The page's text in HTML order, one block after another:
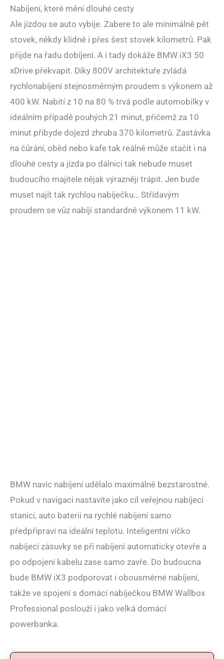
Nabíjení, které mění dlouhé cesty
Ale jízdou se auto vybije. Zabere to ale minimálně pět
stovek, někdy klidně i přes šest stovek kilometrů. Pak
přijde na řadu dobíjení. A i tady dokáže BMW iX3 50
xDrive překvapit. Díky 800V architektuře zvládá
rychlonabíjení stejnosměrným proudem s výkonem až
400 kW. Nabití z 10 na 80 % trvá podle automobilky v
ideálním případě pouhých 21 minut, přičemž za 10
minut přibyde dojezd zhruba 370 kilometrů. Zastávka
na čůrání, oběd nebo kafe tak reálně může stačit i na
dlouhé cesty a jízda po dálnici tak nebude muset
budoucího majitele nějak výrazněji trápit. Jen bude
muset najít tak rychlou nabíječku… Střídavým
proudem se vůz nabíjí standardně výkonem 11 kW.
BMW navíc nabíjení udělalo maximálně bezstarostné.
Pokud v navigaci nastavíte jako cíl veřejnou nabíjecí
stanici, auto baterii na rychlé nabíjení samo
předpřipraví na ideální teplotu. Inteligentní víčko
nabíjecí zásuvky se při nabíjení automaticky otevře a
po odpojení kabelu zase samo zavře. Do budoucna
bude BMW iX3 podporovat i obousměrné nabíjení,
takže ve spojení s domácí nabíječkou BMW Wallbox
Professional poslouží i jako velká domácí
powerbanka.